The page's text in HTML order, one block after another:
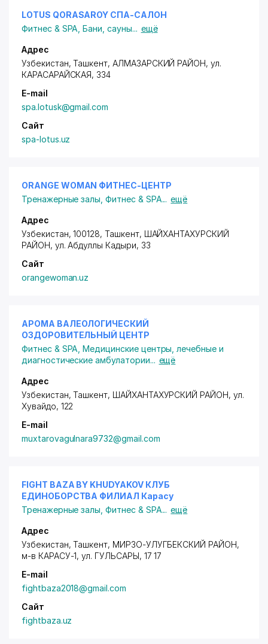
LOTUS QORASAROY СПА-САЛОН
Фитнес & SPA ,Бани, сауны... ещё
Адрес
Узбекистан, Ташкент, АЛМАЗАРСКИЙ РАЙОН,ул.
КАРАСАРАЙСКАЯ, 334
E-mail
spa.lotusk@gmail.com
Сайт
spa-lotus.uz
ORANGE WOMAN ФИТНЕС-ЦЕНТР
Тренажерные залы ,Фитнес & SPA... ещё
Адрес
Узбекистан, 100128, Ташкент, ШАЙХАНТАХУРСКИЙ
РАЙОН, ул. Абдуллы Кадыри, 33
Сайт
orangewoman.uz
АРОМА ВАЛЕОЛОГИЧЕСКИЙ
ОЗДОРОВИТЕЛЬНЫЙ ЦЕНТР
Фитнес & SPA ,Медицинские центры, лечебные и
диагностические амбулатории... ещё
Адрес
Узбекистан, Ташкент, ШАЙХАНТАХУРСКИЙ РАЙОН, ул.
Хувайдо, 122
E-mail
muxtarovagulnara9732@gmail.com
FIGHT BAZA BY KHUDYAKOV КЛУБ
ЕДИНОБОРСТВА ФИЛИАЛ Карасу
Тренажерные залы ,Фитнес & SPA... ещё
Адрес
Узбекистан, Ташкент, МИРЗО-УЛУГБЕКСКИЙ РАЙОН,
м-в КАРАСУ-1,ул. ГУЛЬСАРЫ, 17 17
E-mail
fightbaza2018@gmail.com
Сайт
fightbaza.uz